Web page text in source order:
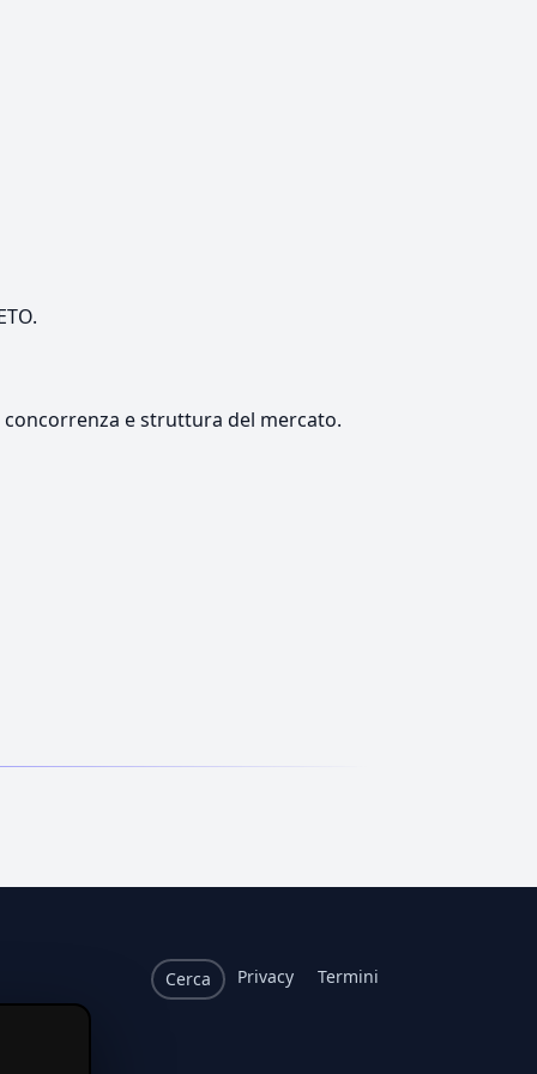
e struttura del mercato.
Cerca Privacy Termini